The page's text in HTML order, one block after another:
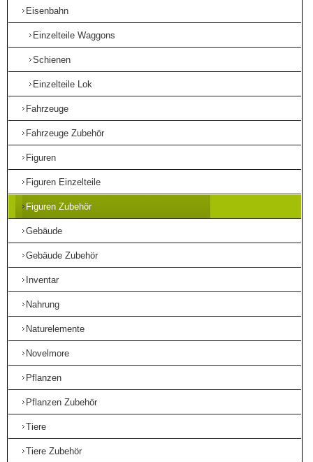
Eisenbahn
Einzelteile Waggons
Schienen
Einzelteile Lok
Fahrzeuge
Fahrzeuge Zubehör
Figuren
Figuren Einzelteile
Figuren Zubehör
Gebäude
Gebäude Zubehör
Inventar
Nahrung
Naturelemente
Novelmore
Pflanzen
Pflanzen Zubehör
Tiere
Tiere Zubehör